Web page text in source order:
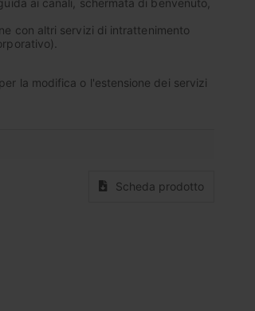
ai canali, schermata di benvenuto,
con altri servizi di intrattenimento
la modifica o l'estensione dei servizi
Scheda prodotto